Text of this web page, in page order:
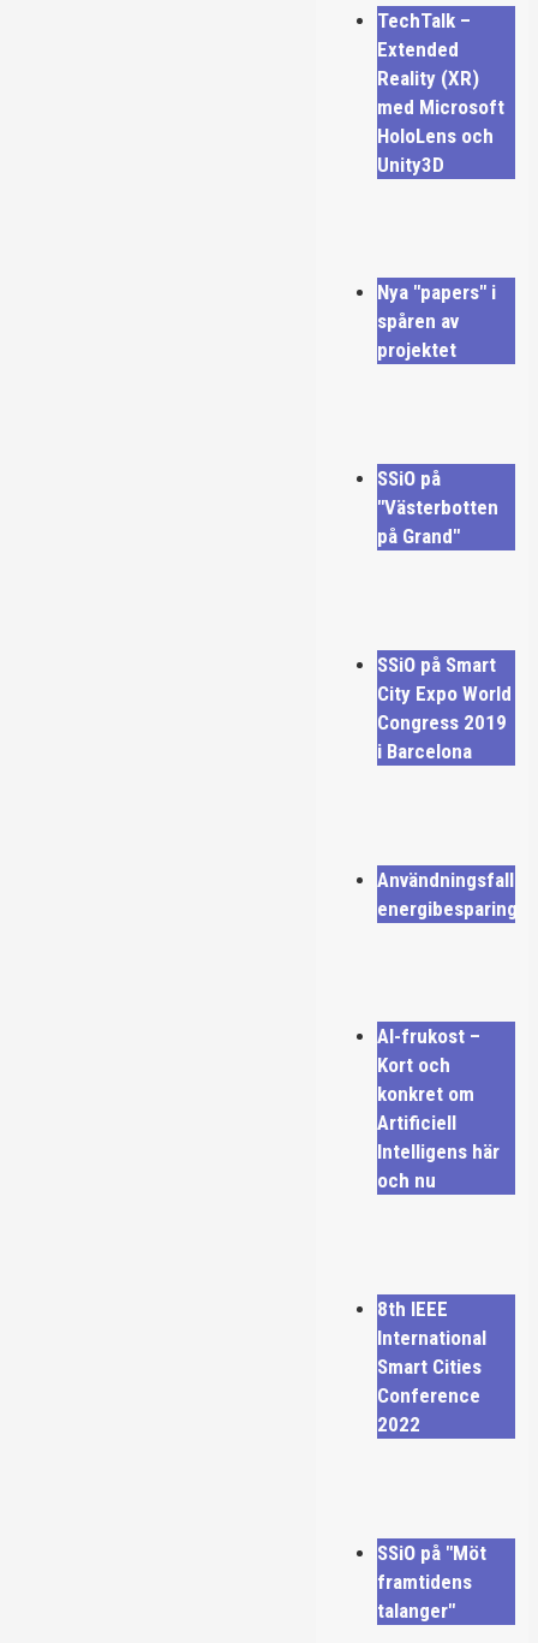
TechTalk –
Extended
Reality (XR)
med Microsoft
HoloLens och
Unity3D
Nya "papers" i
spåren av
projektet
SSiO på
"Västerbotten
på Grand"
SSiO på Smart
City Expo World
Congress 2019
i Barcelona
Användningsfall
energibesparing
AI-frukost –
Kort och
konkret om
Artificiell
Intelligens här
och nu
8th IEEE
International
Smart Cities
Conference
2022
SSiO på "Möt
framtidens
talanger"